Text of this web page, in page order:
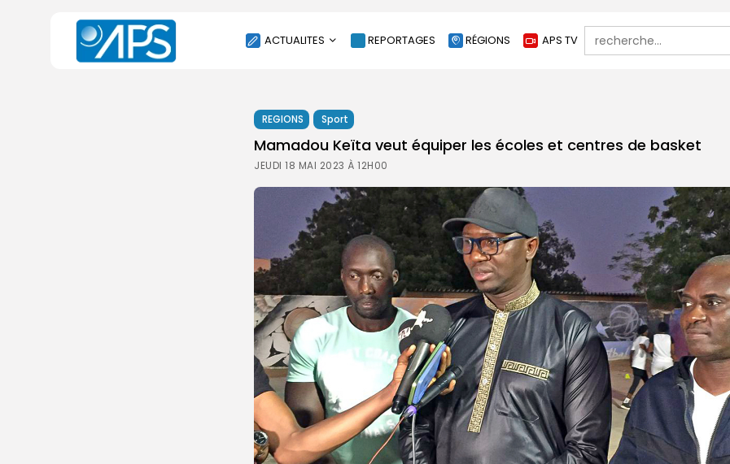
ACTUALITES
SOCIÉTÉ
ÉCONOMIE
CULTURE
ENVIRONNEMENT
INTERNATIONAL
AGENDA
SANTE
REPORTAGES RÉGIONS APS TV
Search
for:
REGIONS Sport
Mamadou Keïta veut équiper les écoles et centres de basket
JEUDI 18 MAI 2023 À 12H00